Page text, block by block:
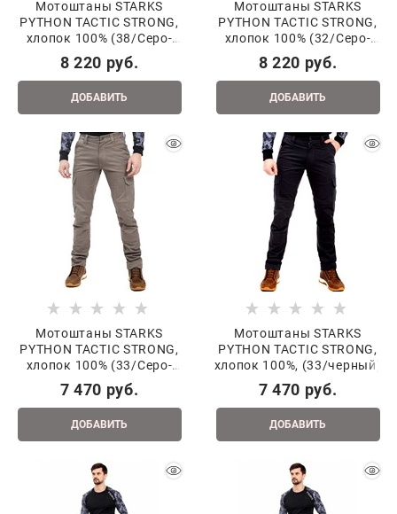
Мотоштаны STARKS
PYTHON TACTIC STRONG,
хлопок 100% (38/Серо-
беж.)
8 220 руб.
ДОБАВИТЬ
Мотоштаны STARKS
PYTHON TACTIC STRONG,
хлопок 100% (32/Серо-
беж.)
8 220 руб.
ДОБАВИТЬ
Мотоштаны STARKS
PYTHON TACTIC STRONG,
хлопок 100% (33/Серо-
беж.)
7 470 руб.
ДОБАВИТЬ
Мотоштаны STARKS
PYTHON TACTIC STRONG,
хлопок 100%, (33/черный)
7 470 руб.
ДОБАВИТЬ